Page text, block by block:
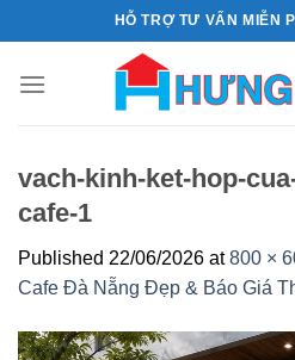
to
content
HỖ TRỢ TƯ VẤN MIỄN
vach-kinh-ket-hop-
cafe-1
Published 22/06/2026 at800 ×
Cafe Đà Nẵng Đẹp & Báo Giá